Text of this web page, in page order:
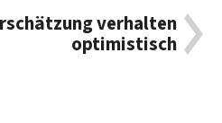
verhalten
optimistisch